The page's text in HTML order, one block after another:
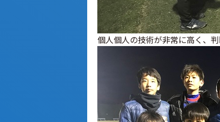
個人個人の技術が非常に高く、